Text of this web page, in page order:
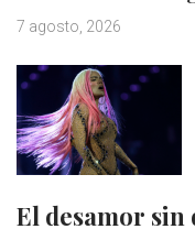
7 agosto, 2026
El desamor sin